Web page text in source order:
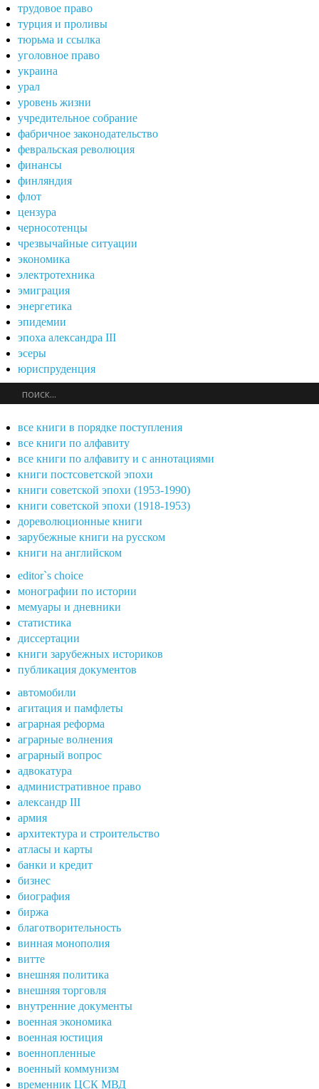
трудовое право
турция и проливы
тюрьма и ссылка
уголовное право
украина
урал
уровень жизни
учредительное собрание
фабричное законодательство
февральская революция
финансы
финляндия
флот
цензура
черносотенцы
чрезвычайные ситуации
экономика
электротехника
эмиграция
энергетика
эпидемии
эпоха александра III
эсеры
юриспруденция
все книги в порядке поступления
все книги по алфавиту
все книги по алфавиту и с аннотациями
книги постсоветской эпохи
книги советской эпохи (1953-1990)
книги советской эпохи (1918-1953)
дореволюционные книги
зарубежные книги на русском
книги на английском
editor`s choice
монографии по истории
мемуары и дневники
статистика
диссертации
книги зарубежных историков
публикация документов
автомобили
агитация и памфлеты
аграрная реформа
аграрные волнения
аграрный вопрос
адвокатура
административное право
александр III
армия
архитектура и строительство
атласы и карты
банки и кредит
бизнес
биография
биржа
благотворительность
винная монополия
витте
внешняя политика
внешняя торговля
внутренние документы
военная экономика
военная юстиция
военнопленные
военный коммунизм
временник ЦСК МВД